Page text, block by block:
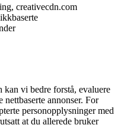
creativecdn.com
kan vi bedre forstå, evaluere
annonser. For
personopplysninger med
at du allerede bruker